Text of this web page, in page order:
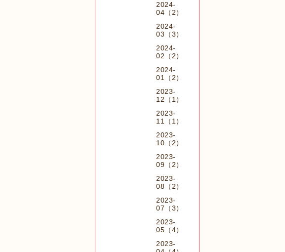
2024-
04（2）
2024-
03（3）
2024-
02（2）
2024-
01（2）
2023-
12（1）
2023-
11（1）
2023-
10（2）
2023-
09（2）
2023-
08（2）
2023-
07（3）
2023-
05（4）
2023-